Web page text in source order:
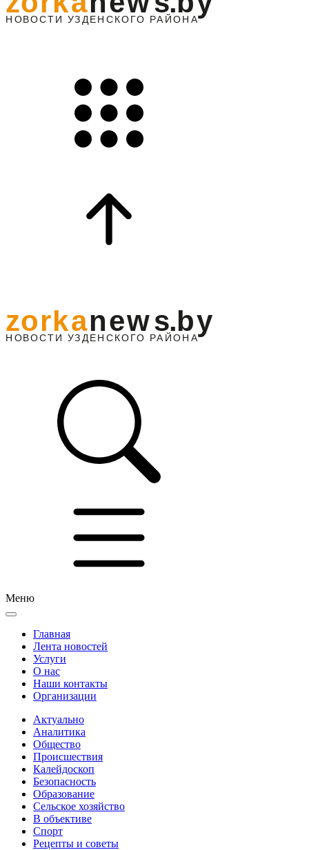
Меню
Главная
Лента новостей
Услуги
О нас
Наши контакты
Организации
Актуально
Аналитика
Общество
Происшествия
Калейдоскоп
Безопасность
Образование
Сельское хозяйство
В объективе
Спорт
Рецепты и советы